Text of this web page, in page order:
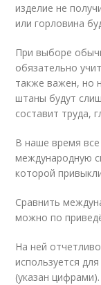
изделие не
или горловина
При выборе
обязательно
также важен, но
штаны будут
составит труда,
В наше время
международную
которой
Сравнить
можно по
На ней
используется
(указан